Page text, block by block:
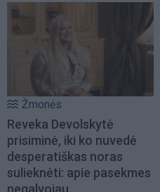
Žmonės
Reveka Devolskytė
prisiminė, iki ko nuvedė
desperatiškas noras
sulieknėti: apie pasekmes
negalvojau